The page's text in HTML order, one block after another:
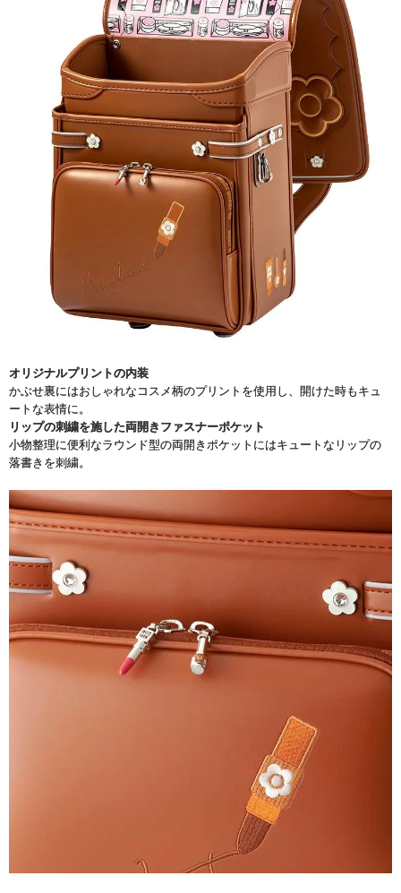
オリジナルプリントの内装
かぶせ裏にはおしゃれなコスメ柄のプリントを使用し、開けた時もキュ
ートな表情に。
リップの刺繍を施した両開きファスナーポケット
小物整理に便利なラウンド型の両開きポケットにはキュートなリップの
落書きを刺繍。